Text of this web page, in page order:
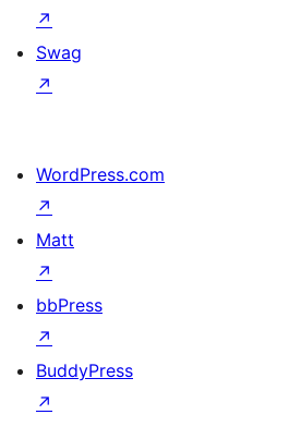
↗
Swag
↗
WordPress.com
↗
Matt
↗
bbPress
↗
BuddyPress
↗